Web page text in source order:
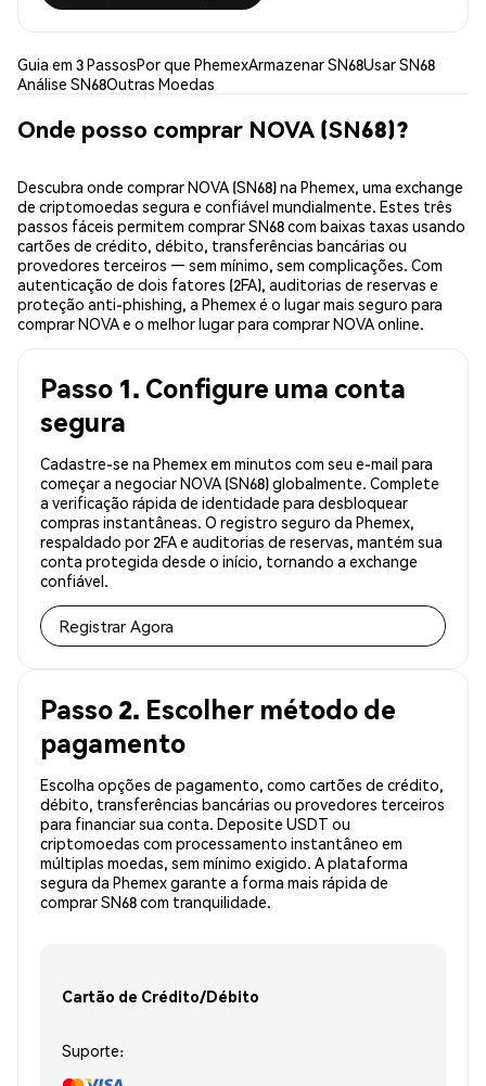
Guia em 3 PassosPor que PhemexArmazenar SN68Usar SN68
Análise SN68Outras Moedas
Onde posso comprar NOVA (SN68)?
Descubra onde comprar NOVA (SN68) na Phemex, uma exchange
de criptomoedas segura e confiável mundialmente. Estes três
passos fáceis permitem comprar SN68 com baixas taxas usando
cartões de crédito, débito, transferências bancárias ou
provedores terceiros — sem mínimo, sem complicações. Com
autenticação de dois fatores (2FA), auditorias de reservas e
proteção anti-phishing, a Phemex é o lugar mais seguro para
comprar NOVA e o melhor lugar para comprar NOVA online.
Passo 1. Configure uma conta
segura
Cadastre-se na Phemex em minutos com seu e-mail para
começar a negociar NOVA (SN68) globalmente. Complete
a verificação rápida de identidade para desbloquear
compras instantâneas. O registro seguro da Phemex,
respaldado por 2FA e auditorias de reservas, mantém sua
conta protegida desde o início, tornando a exchange
confiável.
Registrar Agora
Passo 2. Escolher método de
pagamento
Escolha opções de pagamento, como cartões de crédito,
débito, transferências bancárias ou provedores terceiros
para financiar sua conta. Deposite USDT ou
criptomoedas com processamento instantâneo em
múltiplas moedas, sem mínimo exigido. A plataforma
segura da Phemex garante a forma mais rápida de
comprar SN68 com tranquilidade.
Cartão de Crédito/Débito
Suporte: